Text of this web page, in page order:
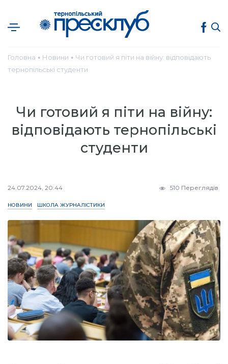
Головна ● Новини ● Чи готовий я піти на війну: відповідають
тернопільські студенти
Чи готовий я піти на війну:
відповідають тернопільські
студенти
24.07.2024, 20:44 510 Переглядів
НОВИНИ ШКОЛА ЖУРНАЛІСТИКИ